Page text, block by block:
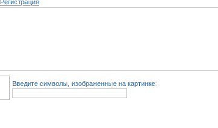
Регистрация
Введите символы, изображенные на картинке: